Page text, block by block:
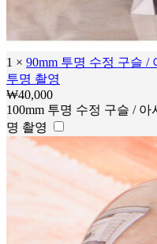
1 × 90mm 투명 수정 구슬 /
투명 촬영
₩40,000
100mm 투명 수정 구슬 /
명 촬영